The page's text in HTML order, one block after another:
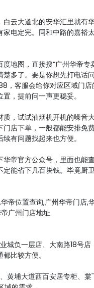
云大道北的安华汇里就有
电定完。同和中路的嘉裕
地图，直接搜“广州华帝专
多了。要是你想先打电话
客服会给你对应区域门店
，提前问一声更稳妥。
，试试油烟机开机的噪音
店下单，一般都能安排免
有问题找起来也方便。
帝官方公众号，里面也能
能省下几百块钱。毕竟厨
帝位置查询,广州华帝门店,
广州门店地址
负一层店、大南路18号店
比较方便。
黄埔大道西百安居专柜、